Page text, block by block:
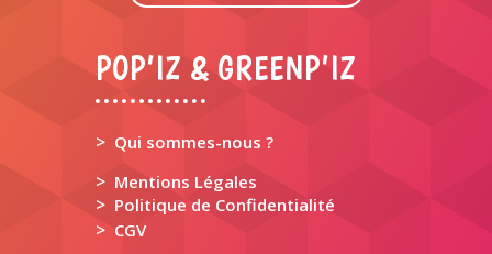
POP’IZ & GREENP’IZ
> Qui sommes-nous ?
> Mentions Légales
> Politique de Confidentialité
> CGV